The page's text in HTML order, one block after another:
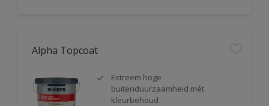
Alpha Topcoat
Extreem hoge
buitenduurzaamheid mét
kleurbehoud